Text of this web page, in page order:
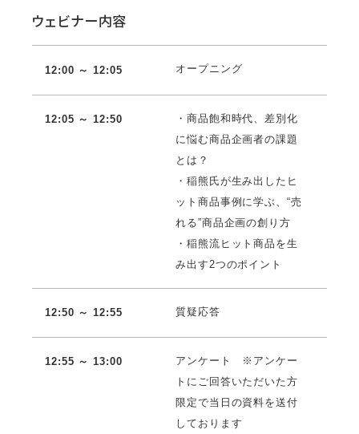
ウェビナー内容
12:00 ～ 12:05 オープニング
12:05 ～ 12:50
・商品飽和時代、差別化
に悩む商品企画者の課題
とは？
・稲熊氏が生み出したヒ
ット商品事例に学ぶ、“売
れる”商品企画の創り方
・稲熊流ヒット商品を生
み出す2つのポイント
12:50 ～ 12:55 質疑応答
12:55 ～ 13:00
アンケート ※アンケー
トにご回答いただいた方
限定で当日の資料を送付
しております